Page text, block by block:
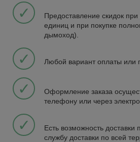
✓
Предоставление скидок при
единиц и при покупке
дымоход).
✓ Любой вариант оплаты или
✓
Оформление заказа
телефону или через
✓
Есть возможность доставки
службу доставки по всей